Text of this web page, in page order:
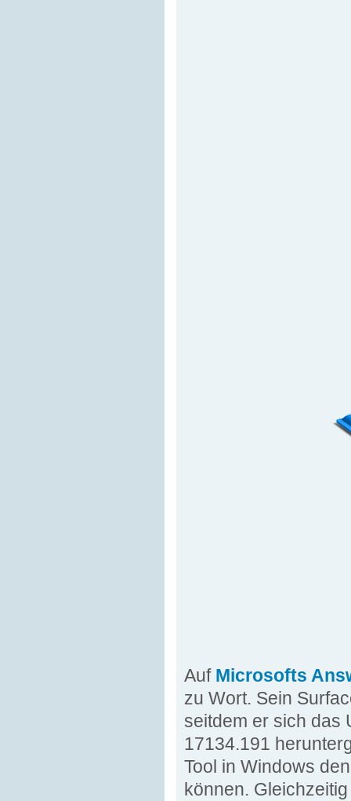
Auf Microsofts
zu Wort. Sein
seitdem er sich das
17134.191
Tool in Windows
können.